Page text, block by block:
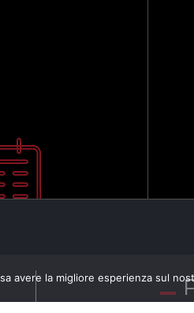
avere la migliore esperienza sul